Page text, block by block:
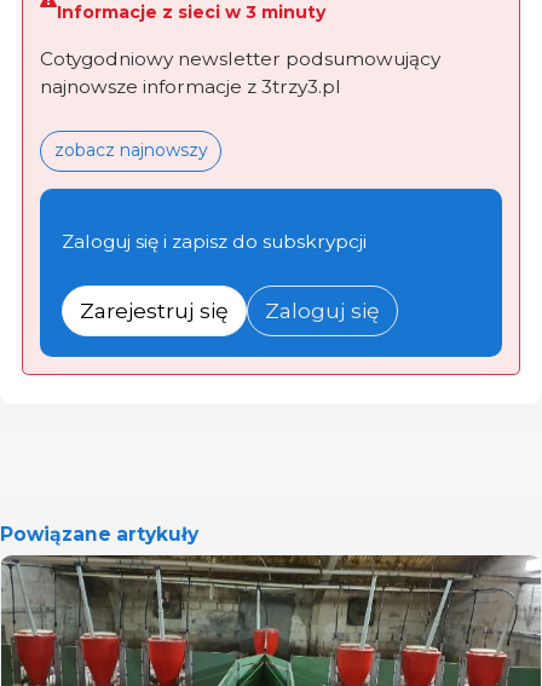
Informacje z sieci w 3 minuty
Cotygodniowy newsletter podsumowujący
najnowsze informacje z 3trzy3.pl
zobacz najnowszy
Zaloguj się i zapisz do subskrypcji
Zarejestruj się Zaloguj się
Powiązane artykuły